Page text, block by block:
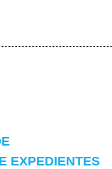
EXPEDIENTES